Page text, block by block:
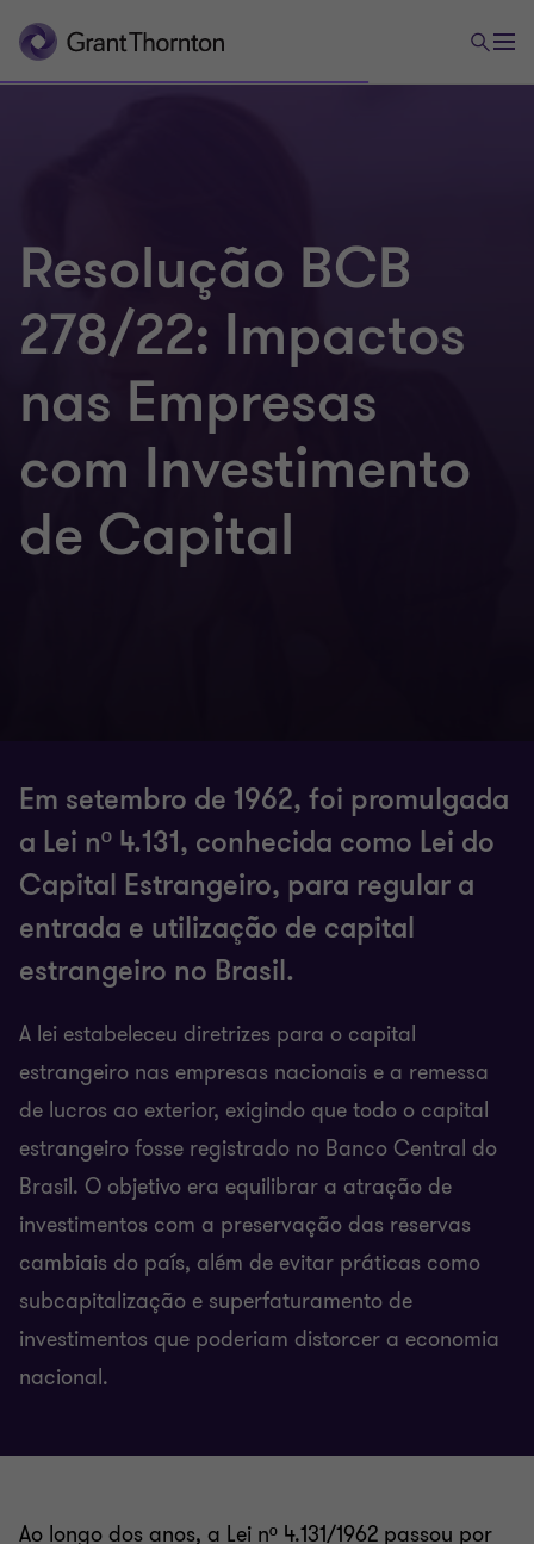
Resolução BCB
278/22: Impactos
nas Empresas
com Investimento
de Capital
Em setembro de 1962, foi promulgada
a Lei nº 4.131, conhecida como Lei do
Capital Estrangeiro, para regular a
entrada e utilização de capital
estrangeiro no Brasil.
A lei estabeleceu diretrizes para o capital
estrangeiro nas empresas nacionais e a remessa
de lucros ao exterior, exigindo que todo o capital
estrangeiro fosse registrado no Banco Central do
Brasil. O objetivo era equilibrar a atração de
investimentos com a preservação das reservas
cambiais do país, além de evitar práticas como
subcapitalização e superfaturamento de
investimentos que poderiam distorcer a economia
nacional.
Ao longo dos anos, a Lei nº 4.131/1962 passou por